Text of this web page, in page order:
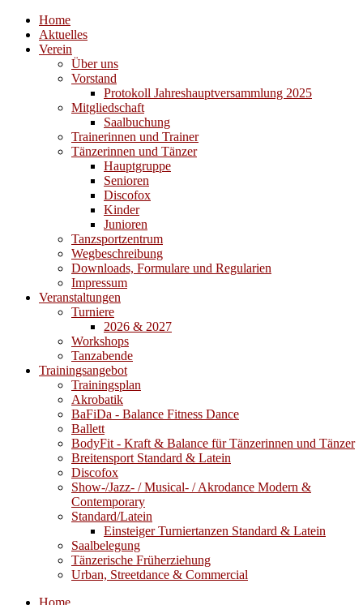
Home
Aktuelles
Verein
Über uns
Vorstand
Protokoll Jahreshauptversammlung 2025
Mitgliedschaft
Saalbuchung
Trainerinnen und Trainer
Tänzerinnen und Tänzer
Hauptgruppe
Senioren
Discofox
Kinder
Junioren
Tanzsportzentrum
Wegbeschreibung
Downloads, Formulare und Regularien
Impressum
Veranstaltungen
Turniere
2026 & 2027
Workshops
Tanzabende
Trainingsangebot
Trainingsplan
Akrobatik
BaFiDa - Balance Fitness Dance
Ballett
BodyFit - Kraft & Balance für Tänzerinnen und Tänzer
Breitensport Standard & Latein
Discofox
Show-/Jazz- / Musical- / Akrodance Modern &
Contemporary
Standard/Latein
Einsteiger Turniertanzen Standard & Latein
Saalbelegung
Tänzerische Früherziehung
Urban, Streetdance & Commercial
Home